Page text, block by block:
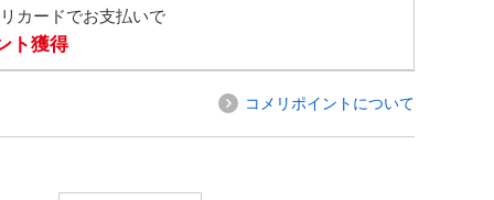
カードでお支払いで
ト獲得
コメリポイントについて